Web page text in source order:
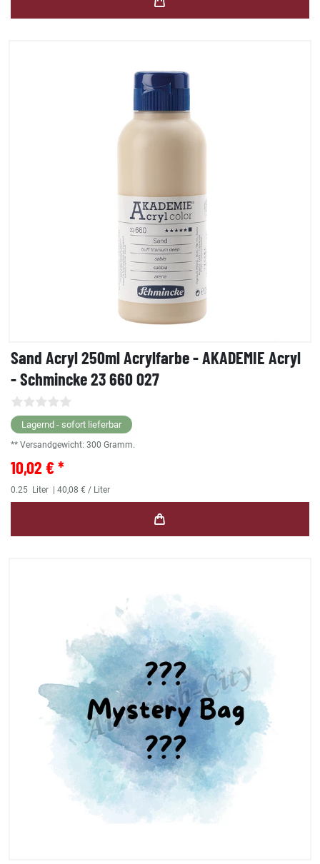
Sand Acryl 250ml Acrylfarbe - AKADEMIE Acryl
- Schmincke 23 660 027
Lagernd - sofort lieferbar
** Versandgewicht: 300 Gramm.
10,02 € *
0.25 Liter | 40,08 € / Liter